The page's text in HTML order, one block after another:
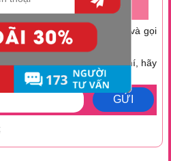
PHÍ TRỰC TUYẾN 24/24
chuyện hãy nhấc máy lên và gọi
9288
hoặc muốn tiết kiệm chi phí, hãy
GỬI